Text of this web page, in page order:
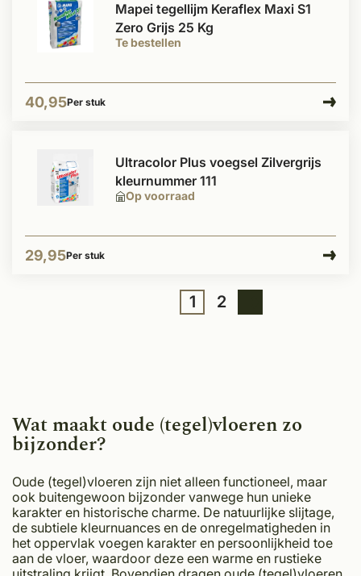
Te bestellen
Mapei tegellijm Keraflex Maxi S1
Zero Grijs 25 Kg
40,95Per stuk
Op voorraad
Ultracolor Plus voegsel Zilvergrijs
kleurnummer 111
29,95Per stuk
1 2
Wat maakt oude (tegel)vloeren zo
bijzonder?
Oude (tegel)vloeren zijn niet alleen functioneel, maar
ook buitengewoon bijzonder vanwege hun unieke
karakter en historische charme. De natuurlijke slijtage,
de subtiele kleurnuances en de onregelmatigheden in
het oppervlak voegen karakter en persoonlijkheid toe
aan de vloer, waardoor deze een warme en rustieke